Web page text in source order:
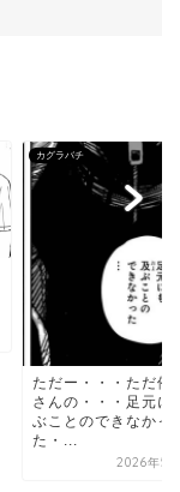
カグラバチ
ただー・・・ただ俺
さんの・・・足元に
ぶことのできなかっ
た・...
2026年5